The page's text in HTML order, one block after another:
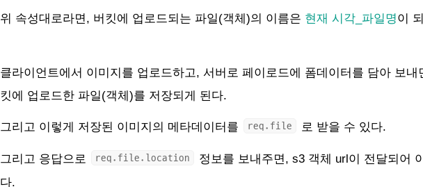
router.post('/img', isLoggedIn, upload.single('img'), ( req , res) => {
});
//* 게시글 업로드
router. post('/', isLoggedIn, upload2. none(), async (req , res, next
});
위 속성대로라면, 버킷에 업로드되는 파일(객체)의 이름은 현재 시각_파일명이
클라이언트에서 이미지를 업로드하고, 서버로 페이로드에 폼데이터를 담아 보내
킷에 업로드한 파일(객체)를 저장되게 된다.
그리고 이렇게 저장된 이미지의 메타데이터를 req.file 로 받을 수 있다.
그리고 응답으로 req.file.location
정보를 보내주면, s3 객체 url이 전달되어
다.